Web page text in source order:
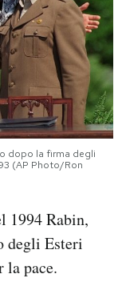
dopo la firma degli
(AP Photo/Ron
1994 Rabin,
degli Esteri
la pace.